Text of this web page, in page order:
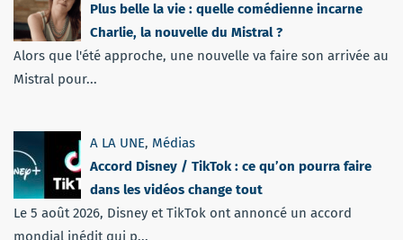
Plus belle la vie : quelle comédienne incarne
Charlie, la nouvelle du Mistral ?
Alors que l'été approche, une nouvelle va faire son arrivée au
Mistral pour...
A LA UNE, Médias
Accord Disney / TikTok : ce qu’on pourra faire
dans les vidéos change tout
Le 5 août 2026, Disney et TikTok ont annoncé un accord
mondial inédit qui p...